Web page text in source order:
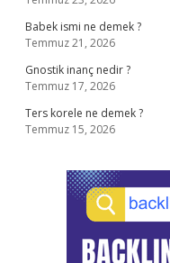
Babek ismi ne demek ?
Temmuz 21, 2026
Gnostik inanç nedir ?
Temmuz 17, 2026
Ters korele ne demek ?
Temmuz 15, 2026